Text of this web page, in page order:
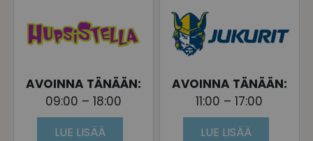
AVOINNA TÄNÄÄN:
09:00 – 18:00
LUE LISÄÄ
AVOINNA TÄNÄÄN:
11:00 – 17:00
LUE LISÄÄ